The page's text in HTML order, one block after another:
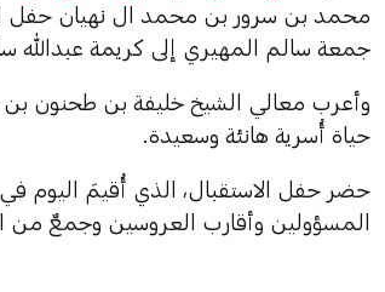
محمد بن سرور بن محمد ال نهيان حفل
جمعة سالم المهيري إلى كريمة عبدالله
وأعرب معالي الشيخ خليفة بن طحنون
حياة أُسرية هانئة وسعيدة.
حضر حفل الاستقبال، الذي أُقيمَ اليوم
المسؤولين وأقارب العروسين وجمعٌ من